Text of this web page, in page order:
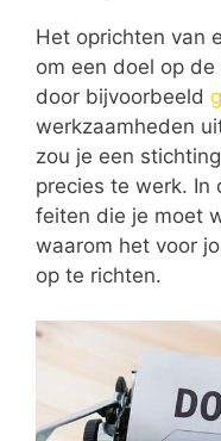
Het oprichten van
om een doel op
door bijvoorbeeld
werkzaamheden
zou je een
precies te werk. In
feiten die je moet
waarom het voor
op te richten.